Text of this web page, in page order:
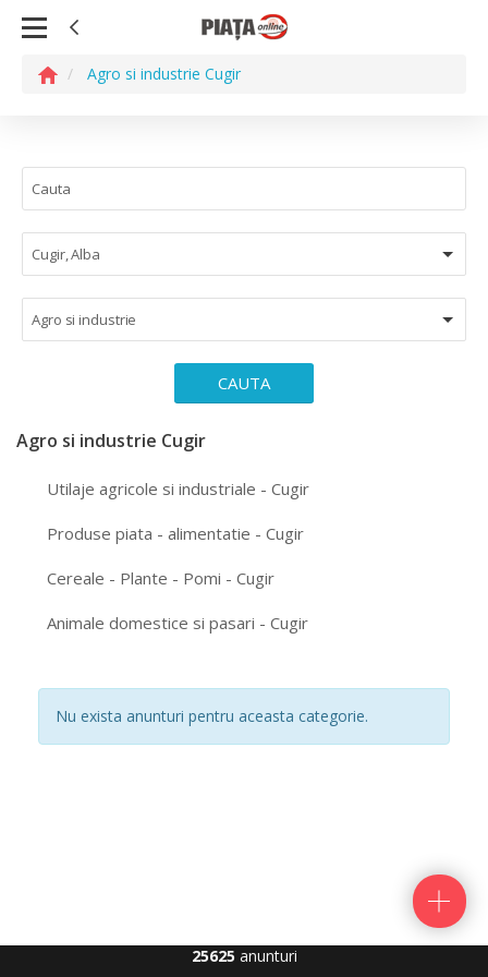
Agro si industrie Cugir
Cugir, Alba
Agro si industrie
CAUTA
Agro si industrie Cugir
Utilaje agricole si industriale - Cugir
Produse piata - alimentatie - Cugir
Cereale - Plante - Pomi - Cugir
Animale domestice si pasari - Cugir
Nu exista anunturi pentru aceasta categorie.
25625 anunturi